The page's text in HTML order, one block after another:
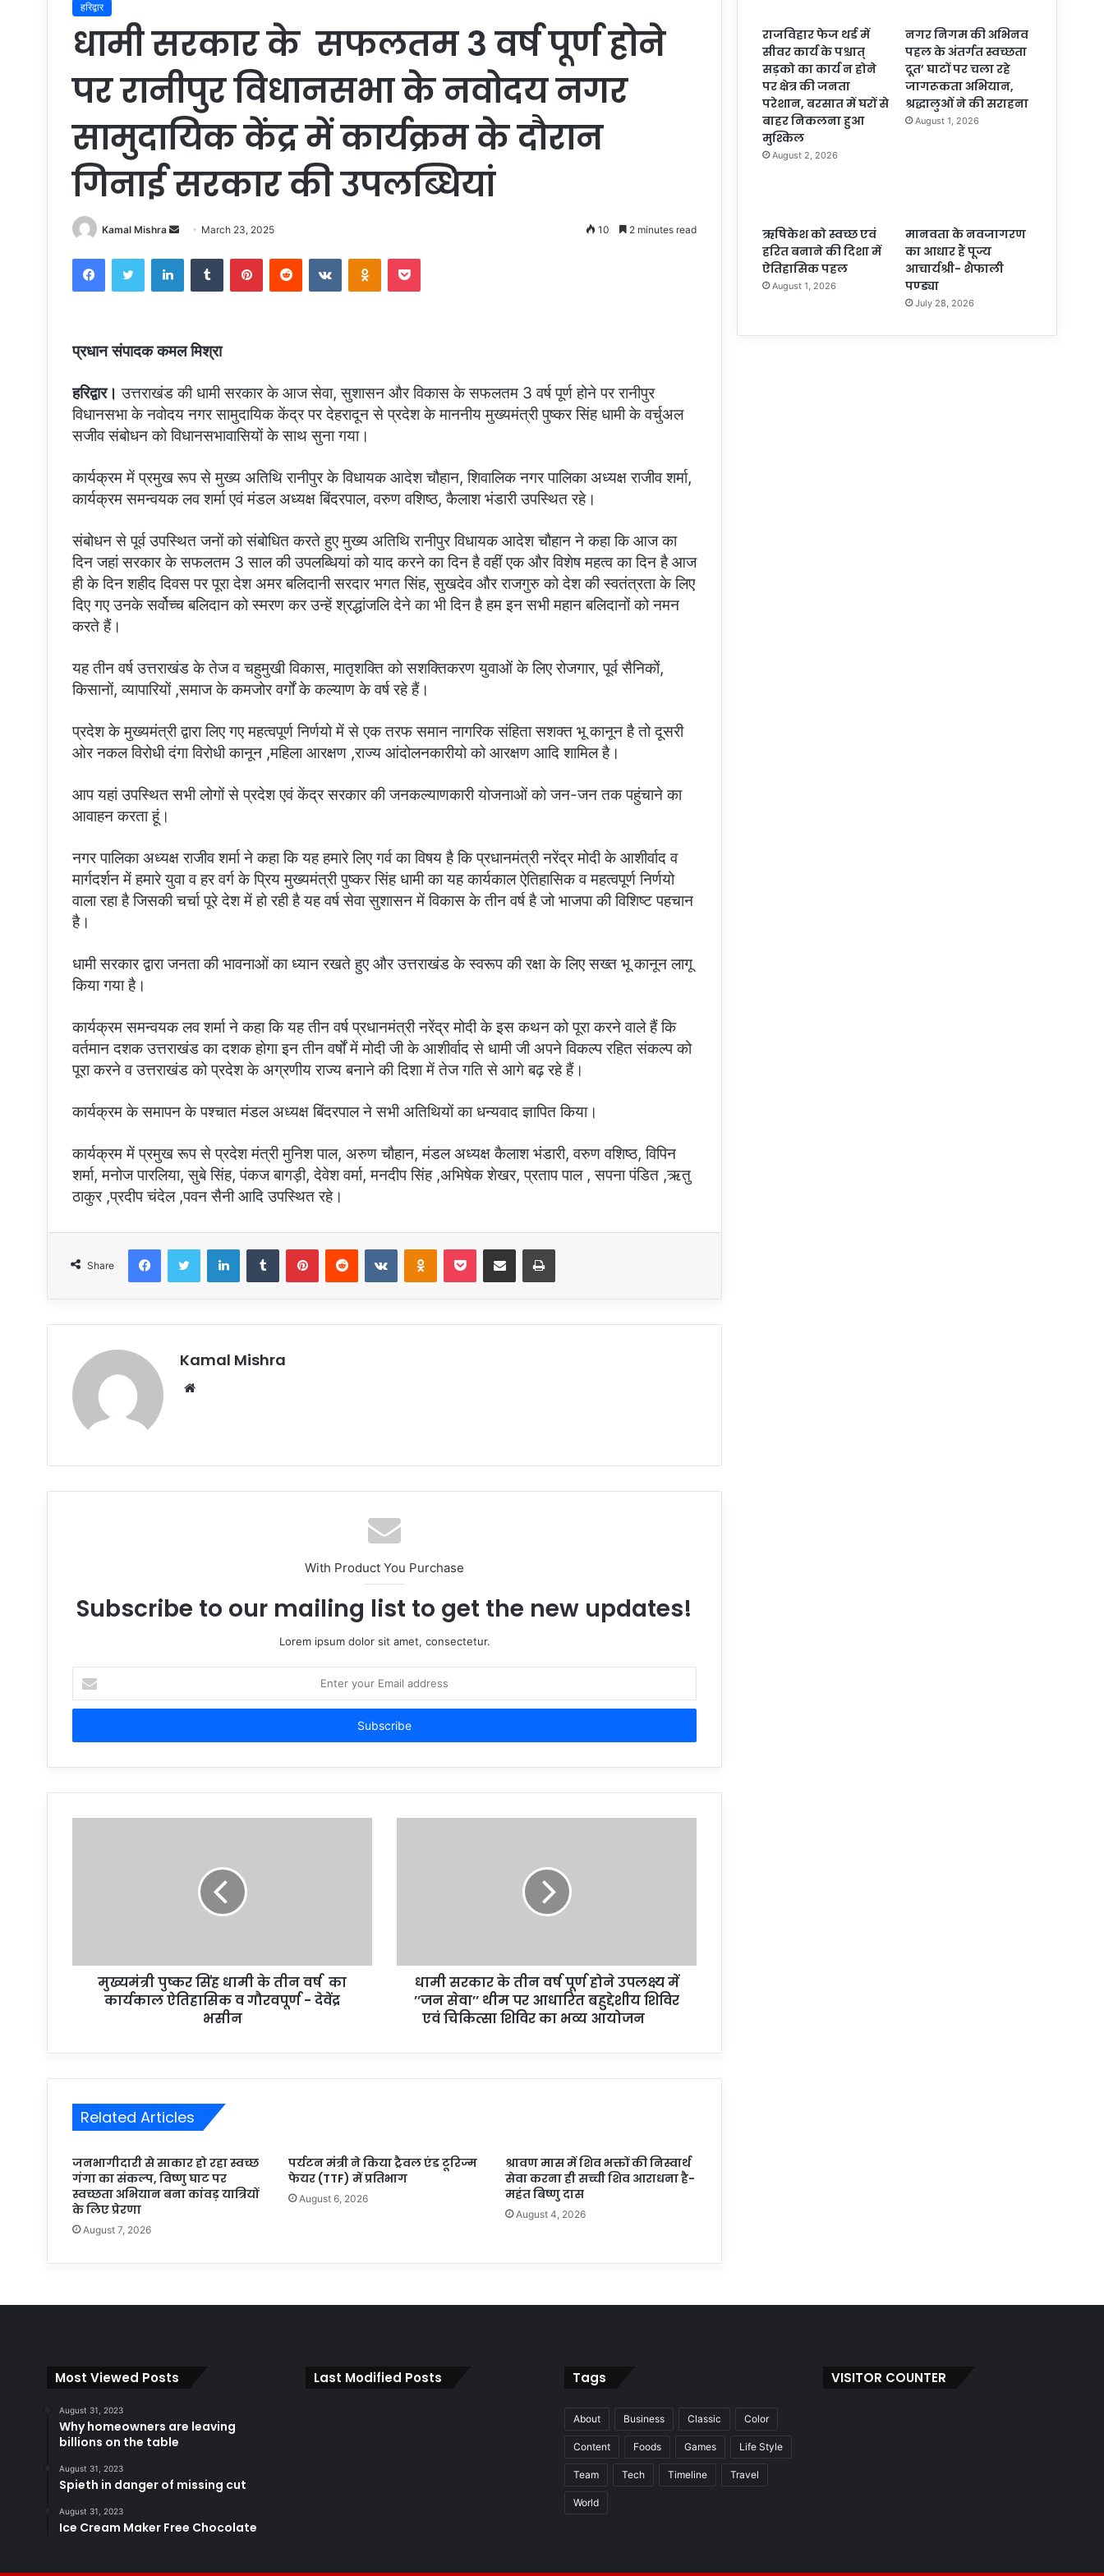
हरिद्वार
धामी सरकार के सफलतम 3 वर्ष पूर्ण होने
पर रानीपुर विधानसभा के नवोदय नगर
सामुदायिक केंद्र में कार्यक्रम के दौरान
गिनाई सरकार की उपलब्धियां
Kamal Mishra
Send March 23, 2025 10 2 minutes read
FacebookTwitter LinkedInTumblr PinterestReddit VKontakteOdnoklassniki
Pocket
प्रधान संपादक कमल मिश्रा
हरिद्वार। उत्तराखंड की धामी सरकार के आज सेवा, सुशासन और विकास के सफलतम 3 वर्ष पूर्ण होने पर रानीपुर
विधानसभा के नवोदय नगर सामुदायिक केंद्र पर देहरादून से प्रदेश के माननीय मुख्यमंत्री पुष्कर सिंह धामी के वर्चुअल
सजीव संबोधन को विधानसभावासियों के साथ सुना गया।
कार्यक्रम में प्रमुख रूप से मुख्य अतिथि रानीपुर के विधायक आदेश चौहान, शिवालिक नगर पालिका अध्यक्ष राजीव शर्मा,
कार्यक्रम समन्वयक लव शर्मा एवं मंडल अध्यक्ष बिंदरपाल, वरुण वशिष्ठ, कैलाश भंडारी उपस्थित रहे।
संबोधन से पूर्व उपस्थित जनों को संबोधित करते हुए मुख्य अतिथि रानीपुर विधायक आदेश चौहान ने कहा कि आज का
दिन जहां सरकार के सफलतम 3 साल की उपलब्धियां को याद करने का दिन है वहीं एक और विशेष महत्व का दिन है आज
ही के दिन शहीद दिवस पर पूरा देश अमर बलिदानी सरदार भगत सिंह, सुखदेव और राजगुरु को देश की स्वतंत्रता के लिए
दिए गए उनके सर्वोच्च बलिदान को स्मरण कर उन्हें श्रद्धांजलि देने का भी दिन है हम इन सभी महान बलिदानों को नमन
करते हैं।
यह तीन वर्ष उत्तराखंड के तेज व चहुमुखी विकास, मातृशक्ति को सशक्तिकरण युवाओं के लिए रोजगार, पूर्व सैनिकों,
किसानों, व्यापारियों ,समाज के कमजोर वर्गों के कल्याण के वर्ष रहे हैं।
प्रदेश के मुख्यमंत्री द्वारा लिए गए महत्वपूर्ण निर्णयो में से एक तरफ समान नागरिक संहिता सशक्त भू कानून है तो दूसरी
ओर नकल विरोधी दंगा विरोधी कानून ,महिला आरक्षण ,राज्य आंदोलनकारीयो को आरक्षण आदि शामिल है।
आप यहां उपस्थित सभी लोगों से प्रदेश एवं केंद्र सरकार की जनकल्याणकारी योजनाओं को जन-जन तक पहुंचाने का
आवाहन करता हूं।
नगर पालिका अध्यक्ष राजीव शर्मा ने कहा कि यह हमारे लिए गर्व का विषय है कि प्रधानमंत्री नरेंद्र मोदी के आशीर्वाद व
मार्गदर्शन में हमारे युवा व हर वर्ग के प्रिय मुख्यमंत्री पुष्कर सिंह धामी का यह कार्यकाल ऐतिहासिक व महत्वपूर्ण निर्णयो
वाला रहा है जिसकी चर्चा पूरे देश में हो रही है यह वर्ष सेवा सुशासन में विकास के तीन वर्ष है जो भाजपा की विशिष्ट पहचान
है।
धामी सरकार द्वारा जनता की भावनाओं का ध्यान रखते हुए और उत्तराखंड के स्वरूप की रक्षा के लिए सख्त भू कानून लागू
किया गया है।
कार्यक्रम समन्वयक लव शर्मा ने कहा कि यह तीन वर्ष प्रधानमंत्री नरेंद्र मोदी के इस कथन को पूरा करने वाले हैं कि
वर्तमान दशक उत्तराखंड का दशक होगा इन तीन वर्षों में मोदी जी के आशीर्वाद से धामी जी अपने विकल्प रहित संकल्प को
पूरा करने व उत्तराखंड को प्रदेश के अग्रणीय राज्य बनाने की दिशा में तेज गति से आगे बढ़ रहे हैं।
कार्यक्रम के समापन के पश्चात मंडल अध्यक्ष बिंदरपाल ने सभी अतिथियों का धन्यवाद ज्ञापित किया।
कार्यक्रम में प्रमुख रूप से प्रदेश मंत्री मुनिश पाल, अरुण चौहान, मंडल अध्यक्ष कैलाश भंडारी, वरुण वशिष्ठ, विपिन
शर्मा, मनोज पारलिया, सुबे सिंह, पंकज बागड़ी, देवेश वर्मा, मनदीप सिंह ,अभिषेक शेखर, प्रताप पाल , सपना पंडित ,ऋतु
ठाकुर ,प्रदीप चंदेल ,पवन सैनी आदि उपस्थित रहे।
Share
FacebookTwitter LinkedInTumblr PinterestReddit VKontakteOdnoklassniki
Pocket Share via Email Print
Kamal Mishra
Website
With Product You Purchase
Subscribe to our mailing list to get the new updates!
Lorem ipsum dolor sit amet, consectetur.
your
Email
मुख्यमंत्री पुष्कर सिंह धामी के तीन वर्ष का
कार्यकाल ऐतिहासिक व गौरवपूर्ण - देवेंद्र
भसीन
धामी सरकार के तीन वर्ष पूर्ण होने उपलक्ष्य में
’’जन सेवा’’ थीम पर आधारित बहुद्देशीय शिविर
एवं चिकित्सा शिविर का भव्य आयोजन
Related Articles
जनभागीदारी से साकार हो रहा स्वच्छ
गंगा का संकल्प, विष्णु घाट पर
स्वच्छता अभियान बना कांवड़ यात्रियों
के लिए प्रेरणा
August 7, 2026
पर्यटन मंत्री ने किया ट्रैवल एंड टूरिज्म
फेयर (TTF) में प्रतिभाग
August 6, 2026
श्रावण मास में शिव भक्तों की निस्वार्थ
सेवा करना ही सच्ची शिव आराधना है-
महंत बिष्णु दास
August 4, 2026
राजविहार फेज थर्ड में
सीवर कार्य के पश्चात्
सड़को का कार्य न होने
पर क्षेत्र की जनता
परेशान, बरसात में घरों से
बाहर निकलना हुआ
मुश्किल
August 2, 2026
नगर निगम की अभिनव
पहल के अंतर्गत स्वच्छता
दूत’ घाटों पर चला रहे
जागरूकता अभियान,
श्रद्धालुओं ने की सराहना
August 1, 2026
ऋषिकेश को स्वच्छ एवं
हरित बनाने की दिशा में
ऐतिहासिक पहल
August 1, 2026
मानवता के नवजागरण
का आधार हैं पूज्य
आचार्यश्री- शैफाली
पण्ड्या
July 28, 2026
Most Viewed Posts
August 31, 2023
Why homeowners are leaving
billions on the table
August 31, 2023
Spieth in danger of missing cut
August 31, 2023
Ice Cream Maker Free Chocolate
Last Modified Posts Tags
About Business Classic Color
Content Foods Games Life Style
Team Tech Timeline Travel
World
VISITOR COUNTER